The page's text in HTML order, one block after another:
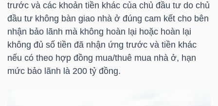
trước và các khoản tiền khác của chủ đầu tư do chủ
đầu tư không bàn giao nhà ở đúng cam kết cho bên
nhận bảo lãnh mà không hoàn lại hoặc hoàn lại
không đủ số tiền đã nhận ứng trước và tiền khác
nếu có theo hợp đồng mua/thuê mua nhà ở, hạn
mức bảo lãnh là 200 tỷ đồng.
CHÍNH
CÁ
NHÂN